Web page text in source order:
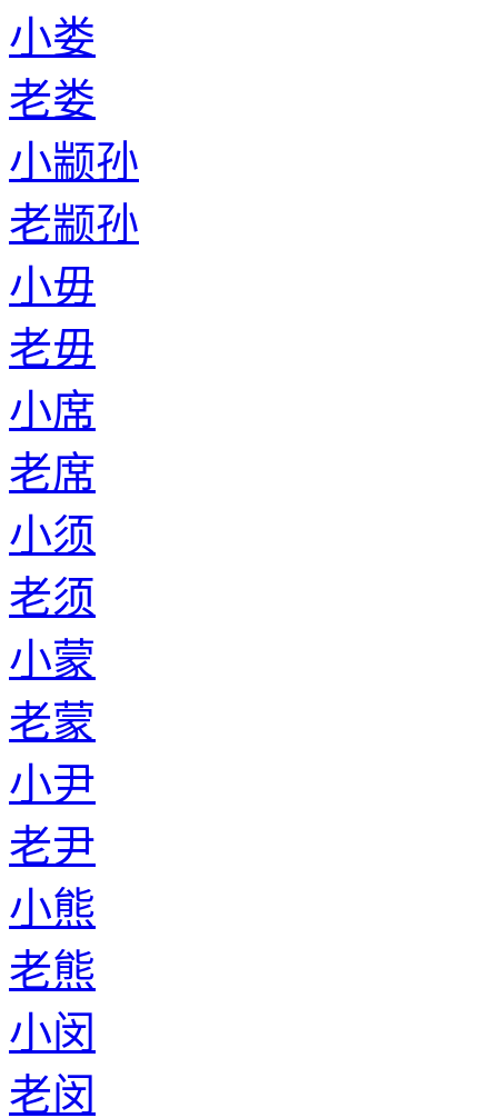
小娄
老娄
小颛孙
老颛孙
小毋
老毋
小席
老席
小须
老须
小蒙
老蒙
小尹
老尹
小熊
老熊
小闵
老闵